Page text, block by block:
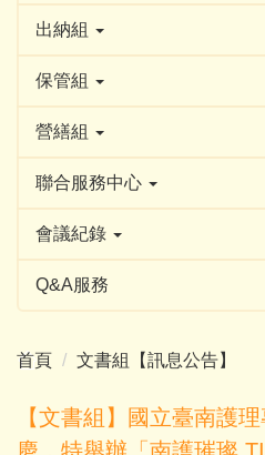
出納組
保管組
營繕組
聯合服務中心
會議紀錄
Q&A服務
首頁 文書組【訊息公告】
【文書組】國立臺南護